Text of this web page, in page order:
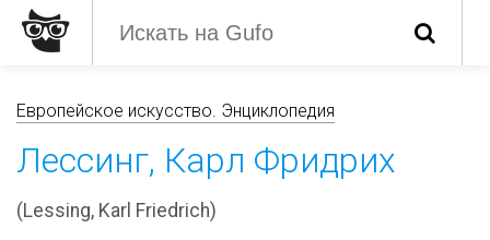
Европейское искусство. Энциклопедия
Лессинг, Карл Фридрих
(Lessing, Karl Friedrich)